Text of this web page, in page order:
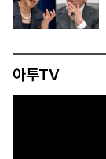
아투TV